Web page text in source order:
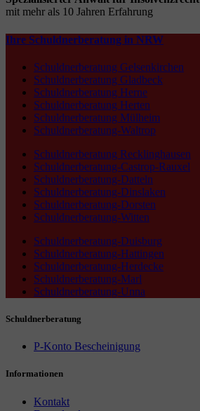
mit mehr als 10 Jahren Erfahrung
Ihre Schuldnerberatung in NRW
Schuldnerberatung Gelsenkirchen
Schuldnerberatung Gladbeck
Schuldnerberatung Herne
Schuldnerberatung Herten
Schuldnerberatung Mülheim
Schuldnerberatung-Waltrop
Schuldnerberatung Recklinghausen
Schuldnerberatung-Castrop-Rauxel
Schuldnerberatung-Datteln
Schuldnerberatung-Dinslaken
Schuldnerberatung-Dorsten
Schuldnerberatung-Witten
Schuldnerberatung-Duisburg
Schuldnerberatung-Hattingen
Schuldnerberatung-Herdecke
Schuldnerberatung-Marl
Schuldnerberatung-Unna
Schuldnerberatung
P-Konto Bescheinigung
Informationen
Kontakt